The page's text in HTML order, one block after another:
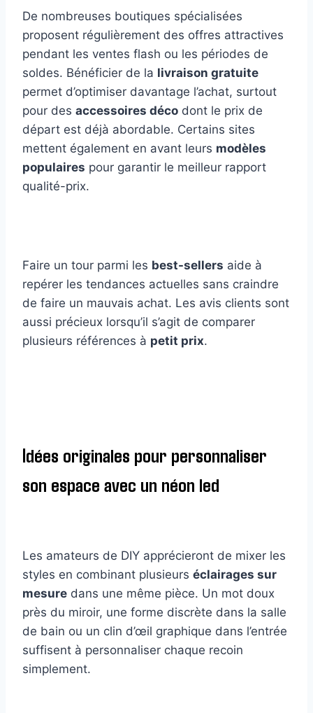
De nombreuses boutiques spécialisées
proposent régulièrement des offres attractives
pendant les ventes flash ou les périodes de
soldes. Bénéficier de la livraison gratuite
permet d’optimiser davantage l’achat, surtout
pour des accessoires déco dont le prix de
départ est déjà abordable. Certains sites
mettent également en avant leurs modèles
populaires pour garantir le meilleur rapport
qualité-prix.
Faire un tour parmi les best-sellers aide à
repérer les tendances actuelles sans craindre
de faire un mauvais achat. Les avis clients sont
aussi précieux lorsqu’il s’agit de comparer
plusieurs références à petit prix.
Idées originales pour personnaliser
son espace avec un néon led
Les amateurs de DIY apprécieront de mixer les
styles en combinant plusieurs éclairages sur
mesure dans une même pièce. Un mot doux
près du miroir, une forme discrète dans la salle
de bain ou un clin d’œil graphique dans l’entrée
suffisent à personnaliser chaque recoin
simplement.